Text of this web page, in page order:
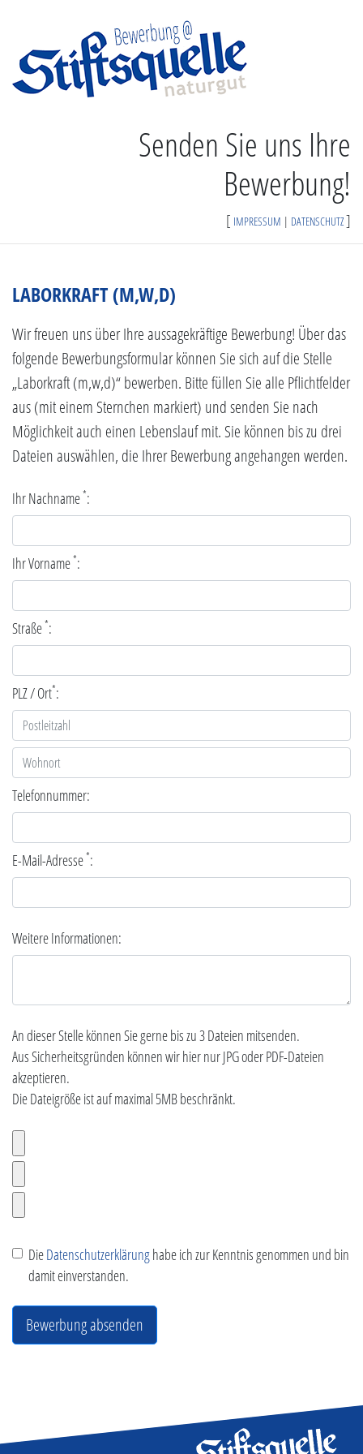
Senden Sie uns Ihre
Bewerbung!
[ IMPRESSUM | DATENSCHUTZ]
LABORKRAFT (M,W,D)
Wir freuen uns über Ihre aussagekräftige Bewerbung! Über das
folgende Bewerbungsformular können Sie sich auf die Stelle
„Laborkraft (m,w,d)“ bewerben. Bitte füllen Sie alle Pflichtfelder
aus (mit einem Sternchen markiert) und senden Sie nach
Möglichkeit auch einen Lebenslauf mit. Sie können bis zu drei
Dateien auswählen, die Ihrer Bewerbung angehangen werden.
Ihr Nachname*:
Ihr Vorname*:
Straße*:
PLZ / Ort*:
Telefonnummer:
E-Mail-Adresse*:
Weitere Informationen:
An dieser Stelle können Sie gerne bis zu 3 Dateien mitsenden.
Aus Sicherheitsgründen können wir hier nur JPG oder PDF-Dateien
akzeptieren.
Die Dateigröße ist auf maximal 5MB beschränkt.
DieDatenschutzerklärunghabe ich zur Kenntnis genommen und bin
damit einverstanden.